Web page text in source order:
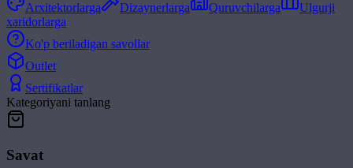
Arxitektorlarga
Dizaynerlarga Quruvchilarga
Ulgurji
xaridorlarga
Ko'p beriladigan savollar
Outlet
Sertifikatlar
Kategoriyani tanlang
Savat